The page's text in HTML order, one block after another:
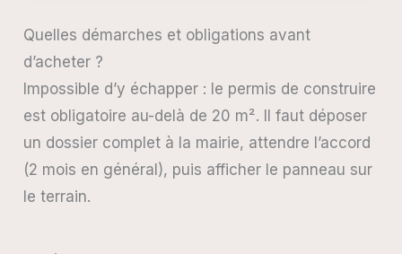
Quelles démarches et obligations avant
d’acheter ?
Impossible d’y échapper : le permis de construire
est obligatoire au-delà de 20 m². Il faut déposer
un dossier complet à la mairie, attendre l’accord
(2 mois en général), puis afficher le panneau sur
le terrain.